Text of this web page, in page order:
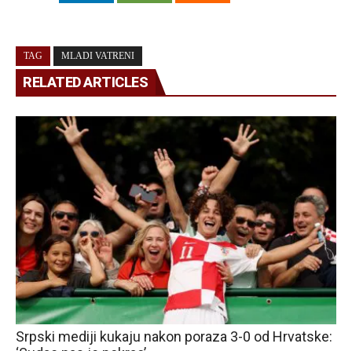
TAG MLADI VATRENI
RELATED ARTICLES
Srpski mediji kukaju nakon poraza 3-0 od Hrvatske: